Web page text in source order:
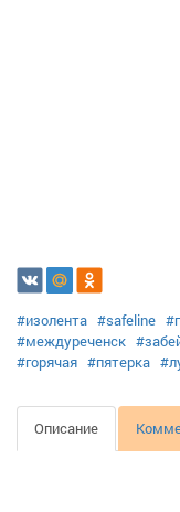
#изолента #safeline
#междуреченск
#горячая #пятерка
Описание